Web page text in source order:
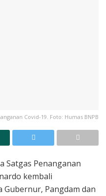
Covid-19. Foto: Humas BNPB
Satgas Penanganan
kembali
Gubernur, Pangdam dan